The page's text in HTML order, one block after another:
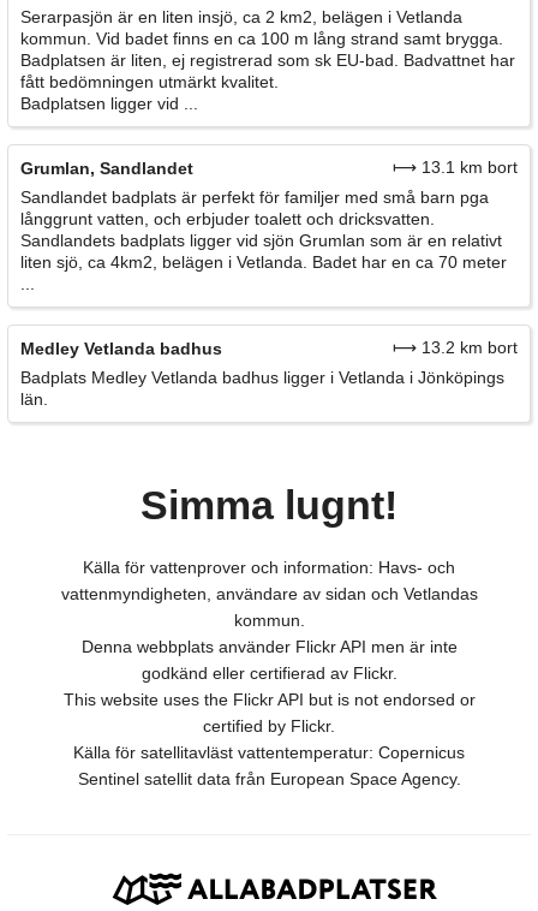
Serarpasjön är en liten insjö, ca 2 km2, belägen i Vetlanda
kommun. Vid badet finns en ca 100 m lång strand samt brygga.
Badplatsen är liten, ej registrerad som sk EU-bad. Badvattnet har
fått bedömningen utmärkt kvalitet.
Badplatsen ligger vid ...
Grumlan, Sandlandet
⟼ 13.1 km bort
Sandlandet badplats är perfekt för familjer med små barn pga
långgrunt vatten, och erbjuder toalett och dricksvatten.
Sandlandets badplats ligger vid sjön Grumlan som är en relativt
liten sjö, ca 4km2, belägen i Vetlanda. Badet har en ca 70 meter
Medley Vetlanda badhus
⟼ 13.2 km bort
Badplats Medley Vetlanda badhus ligger i Vetlanda i Jönköpings
län.
Simma lugnt!
Källa för vattenprover och information: Havs- och
vattenmyndigheten, användare av sidan och Vetlandas
kommun.
Denna webbplats använder Flickr API men är inte
godkänd eller certifierad av Flickr.
This website uses the Flickr API but is not endorsed or
certified by Flickr.
Källa för satellitavläst vattentemperatur: Copernicus
Sentinel satellit data från European Space Agency.